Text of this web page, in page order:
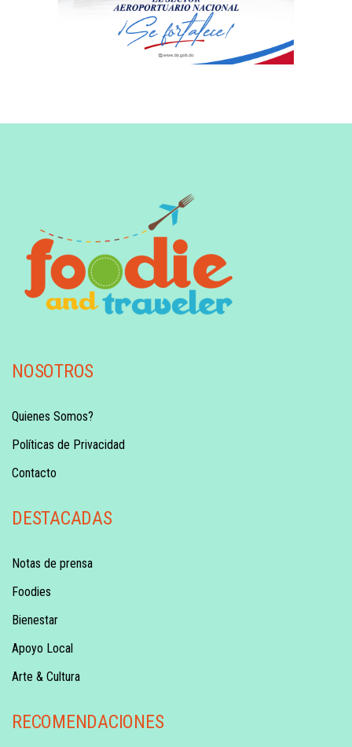
NOSOTROS
Quienes Somos?
Políticas de Privacidad
Contacto
DESTACADAS
Notas de prensa
Foodies
Bienestar
Apoyo Local
Arte & Cultura
RECOMENDACIONES